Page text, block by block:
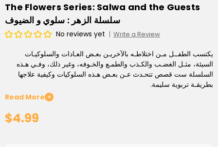
The Flowers Series: Salwa and the Guests
سلسلة الزهر : سلوي و الضيوف
No reviews yet Write a Review
يكتسب الطفــل مـن اختلاطـه بالآخريـن بعـض العـادات والسلوكيـات
السيئة، مثـل الغضـب والكـذب والطمـع والخـوفه، وغير ذلك، وفـي هـذه
السلسلة ست قصص تتحـدث عـن بعـض هـذه السلوكيات وكيفية علاجها
بطريقـة تربوية سليمة.
Read More +
$4.99